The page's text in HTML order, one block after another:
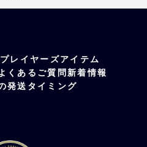
プレイヤーズアイテム
くあるご質問新着情報
発送タイミング